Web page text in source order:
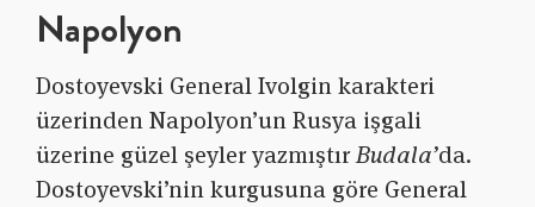
Napolyon
Dostoyevski General Ivolgin karakteri
üzerinden Napolyon’un Rusya işgali
üzerine güzel şeyler yazmıştırBudala’da.
Dostoyevski’nin kurgusuna göre General